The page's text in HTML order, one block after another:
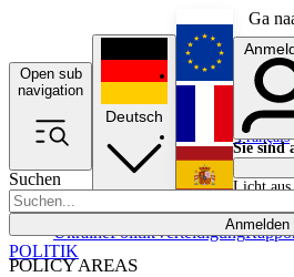
Ga
Open sub
navigation
Suchen
Anmelden
POLICY AREAS
UkrainePolitikVerteidigung
Deutsch
English
Français
Sie sind
Licht aus
POLITIK